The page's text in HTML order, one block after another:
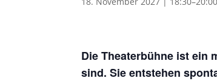
Die Theaterbühne ist ein
sind. Sie entstehen